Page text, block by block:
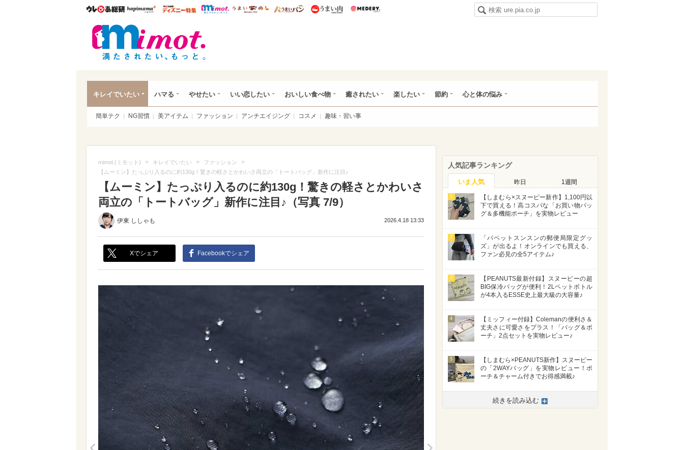
ウレぴあ総研ハピママ* ウレぴあ総研 ディズニー特集
mimot. うまいめし うまいパン うまい肉
キレイでいたい ハマる やせたい いい恋したい おいしい食べ物 癒されたい 楽したい 節約 心と体の悩み
簡単テク NG習慣 美アイテム ファッション アンチエイジング コスメ 趣味・習い事
mimot.(ミモット) > キレイでいたい > ファッション >
【ムーミン】たっぷり入るのに約130g！驚きの軽さとかわいさ両立の「トートバッグ」新作に注目♪
【ムーミン】たっぷり入るのに約130g！驚きの軽さとかわいさ
両立の「トートバッグ」新作に注目♪（写真 7/9）
伊東 ししゃも 2026.4.18 13:33
Xでシェア Facebookでシェア
人気記事ランキング
いま人気 昨日 1週間
1
【しまむら×スヌーピー新作】1,100円以
下で買える！高コスパな「お買い物バッ
グ＆多機能ポーチ」を実物レビュー
2
「パペットスンスンの郵便局限定グッ
ズ」が出るよ！オンラインでも買える、
ファン必見の全5アイテム♪
3
【PEANUTS最新付録】スヌーピーの超
BIG保冷バッグが便利！2Lペットボトル
が4本入るESSE史上最大級の大容量♪
4
【ミッフィー付録】Colemanの便利さ＆
丈夫さに可愛さをプラス！「バッグ＆ポ
ーチ」2点セットを実物レビュー♪
5
【しまむら×PEANUTS新作】スヌーピー
の「2WAYバッグ」を実物レビュー！ポ
ーチ＆チャーム付きでお得感満載♪
続きを読み込む